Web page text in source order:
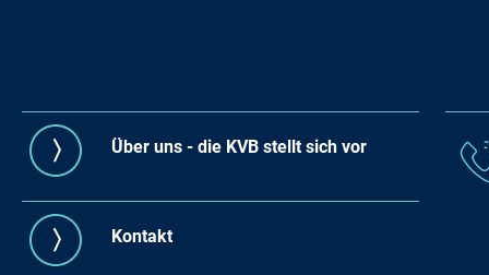
Über uns - die KVB stellt sich vor
Kontakt